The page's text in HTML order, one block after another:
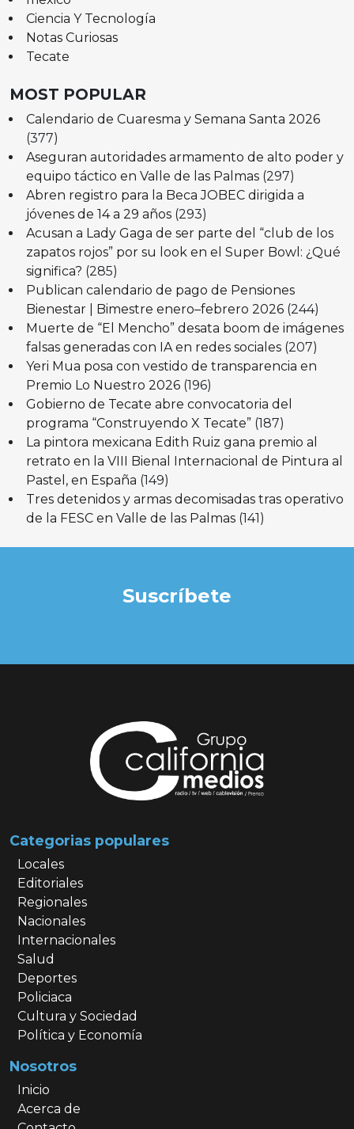
Ciencia Y Tecnología
Notas Curiosas
Tecate
MOST POPULAR
Calendario de Cuaresma y Semana Santa 2026
(377)
Aseguran autoridades armamento de alto poder y
equipo táctico en Valle de las Palmas (297)
Abren registro para la Beca JOBEC dirigida a
jóvenes de 14 a 29 años (293)
Acusan a Lady Gaga de ser parte del “club de los
zapatos rojos” por su look en el Super Bowl: ¿Qué
significa? (285)
Publican calendario de pago de Pensiones
Bienestar | Bimestre enero–febrero 2026 (244)
Muerte de “El Mencho” desata boom de imágenes
falsas generadas con IA en redes sociales (207)
Yeri Mua posa con vestido de transparencia en
Premio Lo Nuestro 2026 (196)
Gobierno de Tecate abre convocatoria del
programa “Construyendo X Tecate” (187)
La pintora mexicana Edith Ruiz gana premio al
retrato en la VIII Bienal Internacional de Pintura al
Pastel, en España (149)
Tres detenidos y armas decomisadas tras operativo
de la FESC en Valle de las Palmas (141)
Suscríbete
Categorias populares
Locales
Editoriales
Regionales
Nacionales
Internacionales
Salud
Deportes
Policiaca
Cultura y Sociedad
Política y Economía
Nosotros
Inicio
Acerca de